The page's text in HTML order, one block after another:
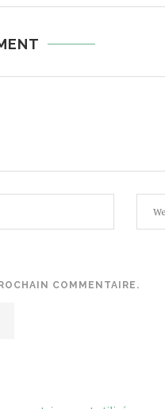
COMMENTAIRE.